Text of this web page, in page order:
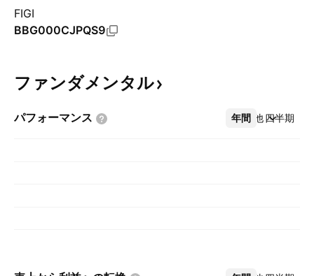
FIGI
BBG000CJPQS9
ファンダメンタル
パフォーマンス 年間 四半期
その他